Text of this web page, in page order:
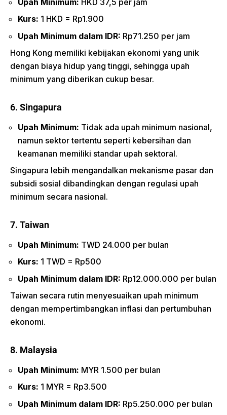
Kurs: 1 HKD = Rp1.900
Upah Minimum dalam IDR: Rp71.250 per jam
Hong Kong memiliki kebijakan ekonomi yang unik
dengan biaya hidup yang tinggi, sehingga upah
minimum yang diberikan cukup besar.
6. Singapura
Upah Minimum: Tidak ada upah minimum nasional,
namun sektor tertentu seperti kebersihan dan
keamanan memiliki standar upah sektoral.
Singapura lebih mengandalkan mekanisme pasar dan
subsidi sosial dibandingkan dengan regulasi upah
minimum secara nasional.
7. Taiwan
Upah Minimum: TWD 24.000 per bulan
Kurs: 1 TWD = Rp500
Upah Minimum dalam IDR: Rp12.000.000 per bulan
Taiwan secara rutin menyesuaikan upah minimum
dengan mempertimbangkan inflasi dan pertumbuhan
ekonomi.
8. Malaysia
Upah Minimum: MYR 1.500 per bulan
Kurs: 1 MYR = Rp3.500
Upah Minimum dalam IDR: Rp5.250.000 per bulan